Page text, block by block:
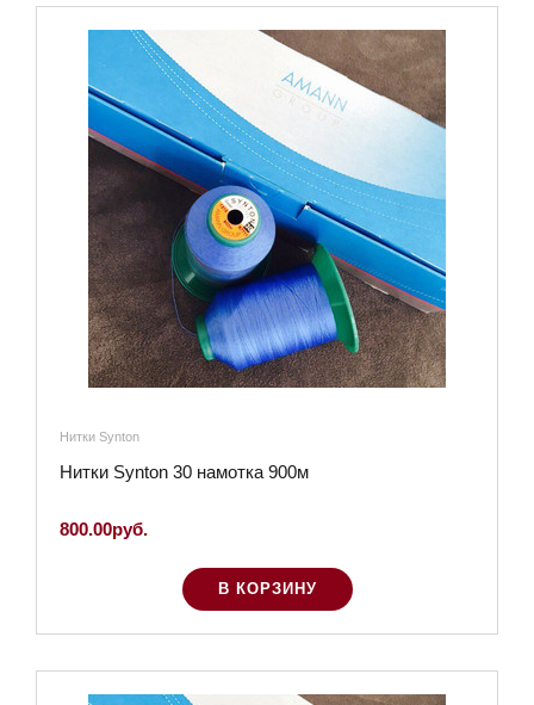
Нитки Synton
Нитки Synton 30 намотка 900м
800.00руб.
В КОРЗИНУ